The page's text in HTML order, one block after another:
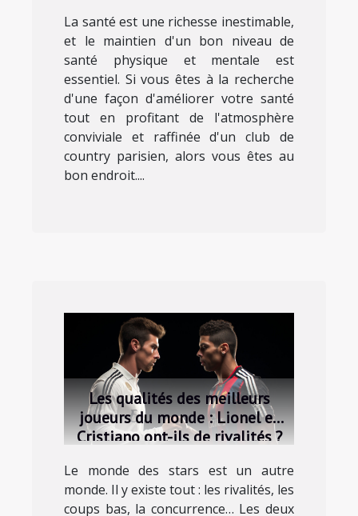
La santé est une richesse inestimable,
et le maintien d'un bon niveau de
santé physique et mentale est
essentiel. Si vous êtes à la recherche
d'une façon d'améliorer votre santé
tout en profitant de l'atmosphère
conviviale et raffinée d'un club de
country parisien, alors vous êtes au
bon endroit....
Les qualités des meilleurs
joueurs du monde : Lionel et
Cristiano ont-ils de rivalités ?
Le monde des stars est un autre
monde. Il y existe tout : les rivalités, les
coups bas, la concurrence… Les deux